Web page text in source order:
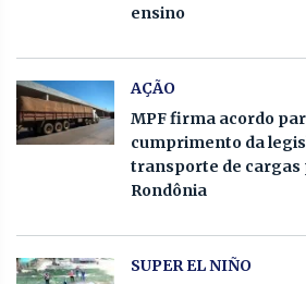
ensino
AÇÃO
MPF firma acordo
cumprimento da
transporte de cargas
Rondônia
SUPER EL NIÑO